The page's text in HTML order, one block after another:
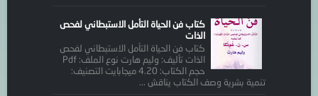
كتاب فن الحياة التأمل الاستبطاني لفحص
الذات
كتاب فن الحياة التأمل الاستبطاني لفحص
الذات تأليف: وليم هارت نوع الملف: Pdf
حجم الكتاب: 4.20 ميجابايت التصنيف:
تنمية بشرية وصف الكتاب يناقش ...